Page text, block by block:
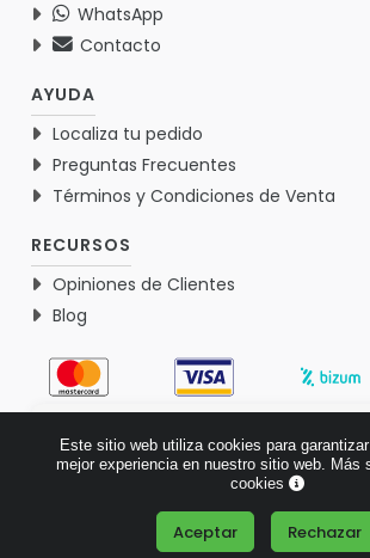
WhatsApp
Contacto
AYUDA
Localiza tu pedido
Preguntas Frecuentes
Términos y Condiciones de Venta
RECURSOS
Opiniones de Clientes
Blog
Basado en 1767 opiniones
Este sitio web utiliza cookies para
mejor experiencia en nuestro sitio web. Más
cookies
Aceptar Rechazar